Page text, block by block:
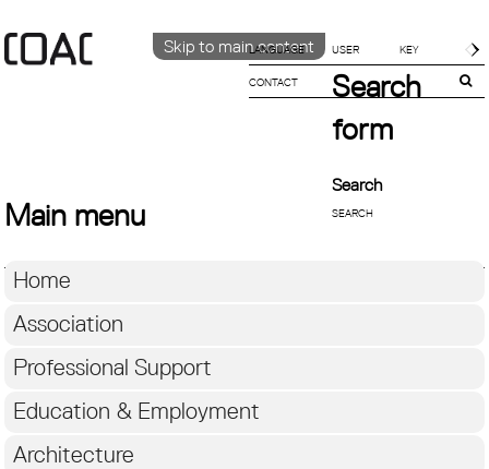
Skip to main content
LANGUAGE
CATALÀ
CONTACT
Search
form
Search
Main menu
Home
Association
Professional Support
Education & Employment
Architecture